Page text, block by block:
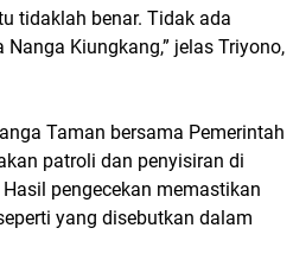
tidaklah benar. Tidak ada
Kiungkang,” jelas Triyono,
Taman bersama Pemerintah
patroli dan penyisiran di
pengecekan memastikan
yang disebutkan dalam